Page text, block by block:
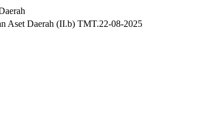
Aset Daerah (II.b) TMT.22-08-2025